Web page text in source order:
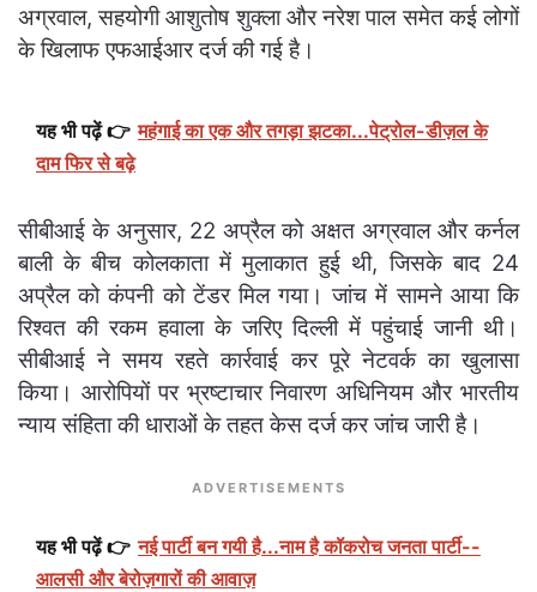
अग्रवाल, सहयोगी आशुतोष शुक्ला और नरेश पाल समेत कई लोगों
के खिलाफ एफआईआर दर्ज की गई है।
यह भी पढ़ें 👉 महंगाई का एक और तगड़ा झटका...पेट्रोल-डीज़ल के
दाम फिर से बढ़े
सीबीआई के अनुसार, 22 अप्रैल को अक्षत अग्रवाल और कर्नल
बाली के बीच कोलकाता में मुलाकात हुई थी, जिसके बाद 24
अप्रैल को कंपनी को टेंडर मिल गया। जांच में सामने आया कि
रिश्वत की रकम हवाला के जरिए दिल्ली में पहुंचाई जानी थी।
सीबीआई ने समय रहते कार्रवाई कर पूरे नेटवर्क का खुलासा
किया। आरोपियों पर भ्रष्टाचार निवारण अधिनियम और भारतीय
न्याय संहिता की धाराओं के तहत केस दर्ज कर जांच जारी है।
ADVERTISEMENTS
यह भी पढ़ें 👉 नई पार्टी बन गयी है...नाम है कॉकरोच जनता पार्टी--
आलसी और बेरोज़गारों की आवाज़